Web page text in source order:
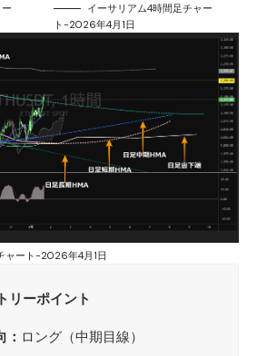
イーサリアム4時間足チャー
ト-2026年4月1日
ャート-2026年4月1日
リーポイント
ロング（中期目線）